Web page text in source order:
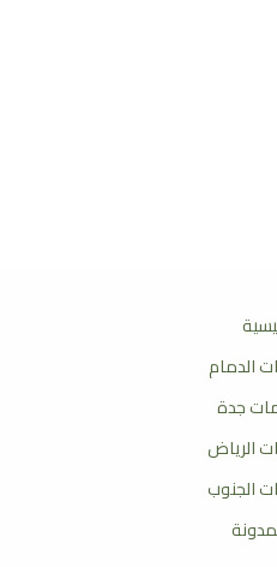
الدمام
جدة
الرياض
الجنوب